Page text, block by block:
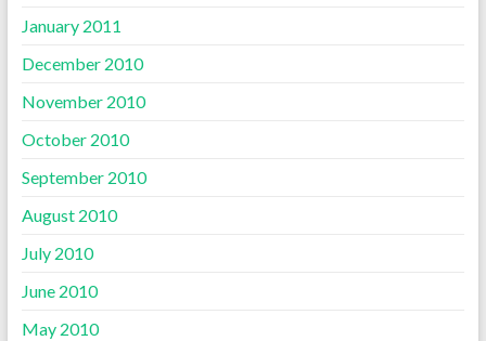
January 2011
December 2010
November 2010
October 2010
September 2010
August 2010
July 2010
June 2010
May 2010